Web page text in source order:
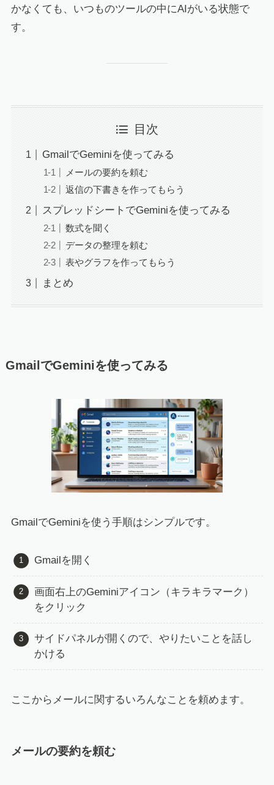
かなくても、いつものツールの中にAIがいる状態で
す。
目次
GmailでGeminiを使ってみる
メールの要約を頼む
返信の下書きを作ってもらう
スプレッドシートでGeminiを使ってみる
数式を聞く
データの整理を頼む
表やグラフを作ってもらう
まとめ
GmailでGeminiを使ってみる
GmailでGeminiを使う手順はシンプルです。
Gmailを開く
画面右上のGeminiアイコン（キラキラマーク）
をクリック
サイドパネルが開くので、やりたいことを話し
かける
ここからメールに関するいろんなことを頼めます。
メールの要約を頼む